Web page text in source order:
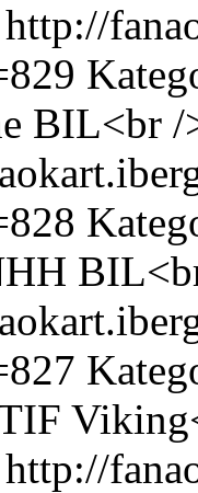
http://
BIL<br /
http://